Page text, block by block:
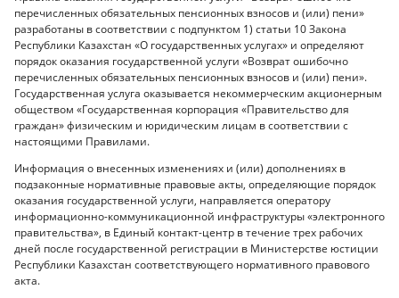
перечисленных обязательных пенсионных взносов и (или) пени»
разработаны в соответствии с подпунктом 1) статьи 10 Закона
Республики Казахстан «О государственных услугах» и определяют
порядок оказания государственной услуги «Возврат ошибочно
перечисленных обязательных пенсионных взносов и (или) пени».
Государственная услуга оказывается некоммерческим акционерным
обществом «Государственная корпорация «Правительство для
граждан» физическим и юридическим лицам в соответствии с
настоящими Правилами.
Информация о внесенных изменениях и (или) дополнениях в
подзаконные нормативные правовые акты, определяющие порядок
оказания государственной услуги, направляется оператору
информационно-коммуникационной инфраструктуры «электронного
правительства», в Единый контакт-центр в течение трех рабочих
дней после государственной регистрации в Министерстве юстиции
Республики Казахстан соответствующего нормативного правового
акта.